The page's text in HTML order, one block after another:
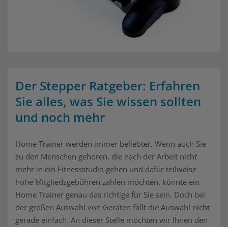
Der Stepper Ratgeber: Erfahren
Sie alles, was Sie wissen sollten
und noch mehr
Home Trainer werden immer beliebter. Wenn auch Sie
zu den Menschen gehören, die nach der Arbeit nicht
mehr in ein Fitnessstudio gehen und dafür teilweise
hohe Mitgliedsgebühren zahlen möchten, könnte ein
Home Trainer genau das richtige für Sie sein. Doch bei
der großen Auswahl von Geräten fällt die Auswahl nicht
gerade einfach. An dieser Stelle möchten wir Ihnen den